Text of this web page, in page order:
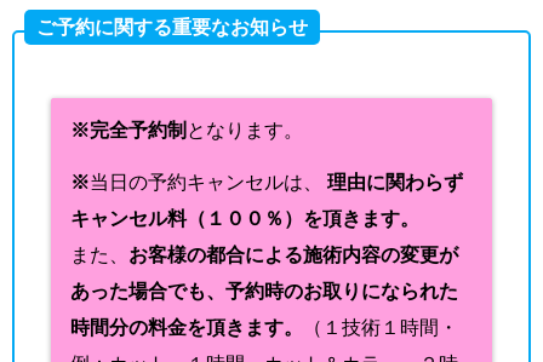
ご予約に関する重要なお知らせ
※完全予約制 となります。
※当日の予約キャンセルは、 理由に関わらず
キャンセル料（１００％）を頂きます。
また、 お客様の都合による施術内容の変更が
あった場合でも、予約時のお取りになられた
時間分の料金を頂きます。
（１技術１時間・